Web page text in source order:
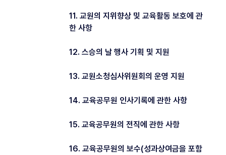
11. 교원의 지위향상 및 교육활동 보호에 관
한 사항
12. 스승의 날 행사 기획 및 지원
13. 교원소청심사위원회의 운영 지원
14. 교육공무원 인사기록에 관한 사항
15. 교육공무원의 전직에 관한 사항
16. 교육공무원의 보수(성과상여금을 포함